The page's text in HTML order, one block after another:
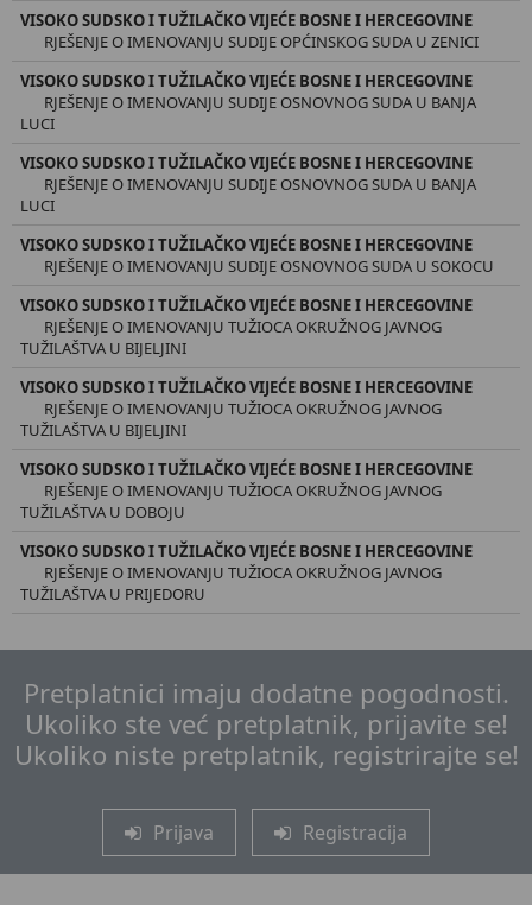
VISOKO SUDSKO I TUŽILAČKO VIJEĆE BOSNE I HERCEGOVINE
RJEŠENJE O IMENOVANJU SUDIJE OPĆINSKOG SUDA U ZENICI
VISOKO SUDSKO I TUŽILAČKO VIJEĆE BOSNE I HERCEGOVINE
RJEŠENJE O IMENOVANJU SUDIJE OSNOVNOG SUDA U BANJA
LUCI
VISOKO SUDSKO I TUŽILAČKO VIJEĆE BOSNE I HERCEGOVINE
RJEŠENJE O IMENOVANJU SUDIJE OSNOVNOG SUDA U BANJA
LUCI
VISOKO SUDSKO I TUŽILAČKO VIJEĆE BOSNE I HERCEGOVINE
RJEŠENJE O IMENOVANJU SUDIJE OSNOVNOG SUDA U SOKOCU
VISOKO SUDSKO I TUŽILAČKO VIJEĆE BOSNE I HERCEGOVINE
RJEŠENJE O IMENOVANJU TUŽIOCA OKRUŽNOG JAVNOG
TUŽILAŠTVA U BIJELJINI
VISOKO SUDSKO I TUŽILAČKO VIJEĆE BOSNE I HERCEGOVINE
RJEŠENJE O IMENOVANJU TUŽIOCA OKRUŽNOG JAVNOG
TUŽILAŠTVA U BIJELJINI
VISOKO SUDSKO I TUŽILAČKO VIJEĆE BOSNE I HERCEGOVINE
RJEŠENJE O IMENOVANJU TUŽIOCA OKRUŽNOG JAVNOG
TUŽILAŠTVA U DOBOJU
VISOKO SUDSKO I TUŽILAČKO VIJEĆE BOSNE I HERCEGOVINE
RJEŠENJE O IMENOVANJU TUŽIOCA OKRUŽNOG JAVNOG
TUŽILAŠTVA U PRIJEDORU
Pretplatnici imaju dodatne pogodnosti.
Ukoliko ste već pretplatnik, prijavite se!
Ukoliko niste pretplatnik, registrirajte se!
Prijava Registracija